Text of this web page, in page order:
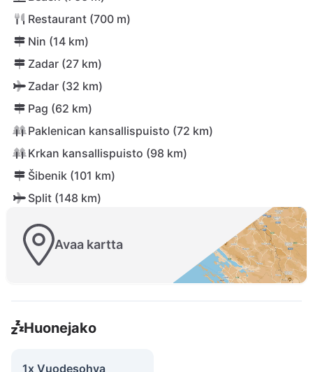
Restaurant (700 m)
Nin (14 km)
Zadar (27 km)
Zadar (32 km)
Pag (62 km)
Paklenican kansallispuisto (72 km)
Krkan kansallispuisto (98 km)
Šibenik (101 km)
Split (148 km)
Avaa kartta
Huonejako
1x Vuodesohva